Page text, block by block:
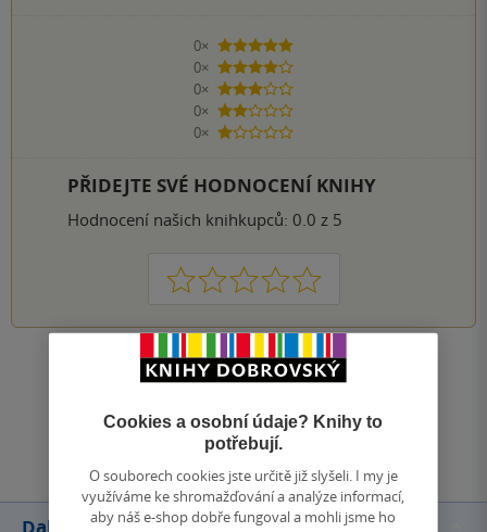
0×
5 hvězdiček
0×
4 hvězdičky
0×
3 hvězdičky
0×
2 hvězdičky
0×
1 hvezdička
PŘIDEJTE SVÉ HODNOCENÍ KNIHY
Hodnocení našich knihkupců: 0.0 z 5
1 2 3 4 5
Zobrazit všechna hodnocení
Přidat hodnocení
Další knihy autora
Cookies a osobní údaje? Knihy to
potřebují.
O souborech cookies jste určitě již slyšeli. I my je
využíváme ke shromažďování a analýze informací,
aby náš e-shop dobře fungoval a mohli jsme ho